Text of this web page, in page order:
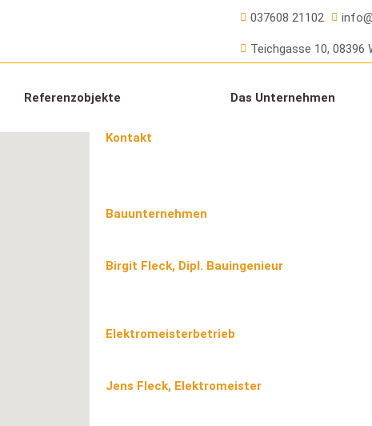
037608 21102
Teichgasse 10, 08396
Referenzobjekte Das Unternehmen
Kontakt
Bauunternehmen
Birgit Fleck, Dipl. Bauingenieur
Elektromeisterbetrieb
Jens Fleck, Elektromeister